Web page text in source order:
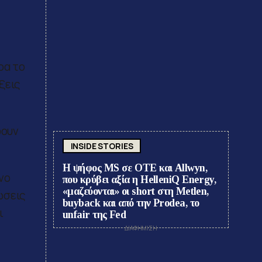
το
INSIDE STORIES
Η ψήφος MS σε ΟΤΕ και Allwyn,
που κρύβει αξία η HelleniQ Energy,
«μαζεύονται» οι short στη Metlen,
buyback και από την Prodea, το
unfair της Fed